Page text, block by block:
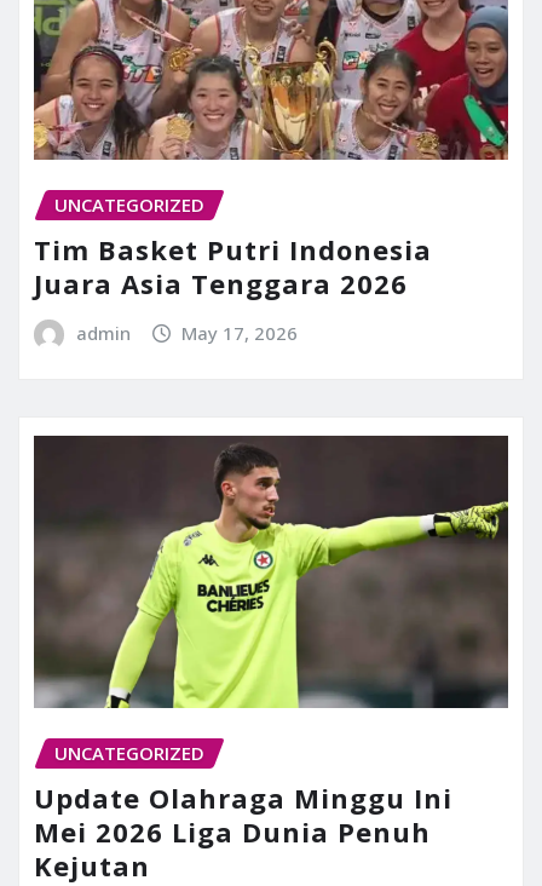
UNCATEGORIZED
Tim Basket Putri Indonesia
Juara Asia Tenggara 2026
admin May 17, 2026
UNCATEGORIZED
Update Olahraga Minggu Ini
Mei 2026 Liga Dunia Penuh
Kejutan